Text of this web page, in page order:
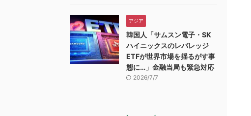
アジア
韓国人「サムスン電子・SK
ハイニックスのレバレッジ
ETFが世界市場を揺るがす事
態に…」金融当局も緊急対応
2026/7/7